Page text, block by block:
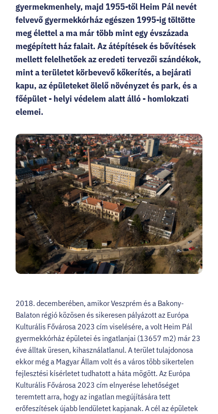
gyermekmenhely, majd 1955-től Heim Pál nevét
felvevő gyermekkórház egészen 1995-ig töltötte
meg élettel a ma már több mint egy évszázada
megépített ház falait. Az átépítések és bővítések
mellett felelhetőek az eredeti tervezői szándékok,
mint a területet körbevevő kőkerítés, a bejárati
kapu, az épületeket ölelő növényzet és park, és a
főépület - helyi védelem alatt álló - homlokzati
elemei.
2018. decemberében, amikor Veszprém és a Bakony-
Balaton régió közösen és sikeresen pályázott az Európa
Kulturális Fővárosa 2023 cím viselésére, a volt Heim Pál
gyermekkórház épületei és ingatlanjai (13657 m2) már 23
éve álltak üresen, kihasználatlanul. A terület tulajdonosa
ekkor még a Magyar Állam volt és a város több sikertelen
fejlesztési kísérletet tudhatott a háta mögött. Az Európa
Kulturális Fővárosa 2023 cím elnyerése lehetőséget
teremtett arra, hogy az ingatlan megújítására tett
erőfeszítések újabb lendületet kapjanak. A cél az épületek